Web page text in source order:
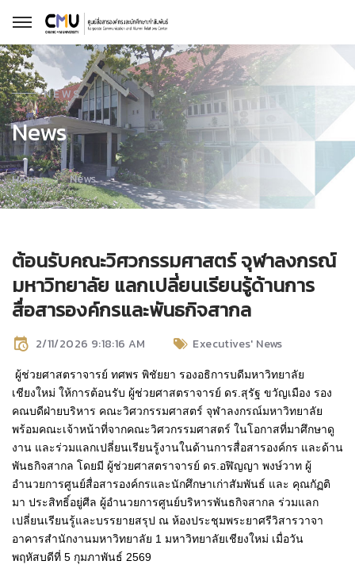
NEWS
News
Home News
ต้อนรับคณะวิศวกรรมศาสตร์ จุฬาลงกรณ์
มหาวิทยาลัย แลกเปลี่ยนเรียนรู้ด้านการ
สื่อสารองค์กรและพันธกิจสากล
2/11/2026 9:18:16 AM Executives' News
ผู้ช่วยศาสตราจารย์ ทศพร พิชัยยา รองอธิการบดีมหาวิทยาลัย
เชียงใหม่ ให้การต้อนรับ ผู้ช่วยศาสตราจารย์ ดร.สุรัฐ ขวัญเมือง รอง
คณบดีฝ่ายบริหาร คณะวิศวกรรมศาสตร์ จุฬาลงกรณ์มหาวิทยาลัย
พร้อมคณะเจ้าหน้าที่จากคณะวิศวกรรมศาสตร์ ในโอกาสที่มาศึกษาดู
งาน และร่วมแลกเปลี่ยนเรียนรู้งานในด้านการสื่อสารองค์กร และด้าน
พันธกิจสากล โดยมี ผู้ช่วยศาสตราจารย์ ดร.อฬิญญา พงษ์วาท ผู้
อำนวยการศูนย์สื่อสารองค์กรและนักศึกษาเก่าสัมพันธ์ และ คุณกัฏติ
มา ประสิทธิ์อยู่ศีล ผู้อำนวยการศูนย์บริหารพันธกิจสากล ร่วมแลก
เปลี่ยนเรียนรู้และบรรยายสรุป ณ ห้องประชุมพระยาศรีวิสารวาจา
อาคารสำนักงานมหาวิทยาลัย 1 มหาวิทยาลัยเชียงใหม่ เมื่อวัน
พฤหัสบดีที่ 5 กุมภาพันธ์ 2569